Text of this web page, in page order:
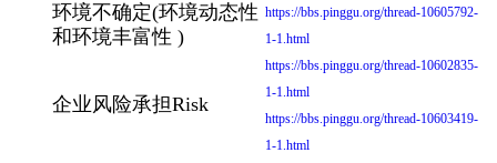
环境不确定(环境动态性
和环境丰富性 )
https://bbs.pinggu.org/thread-10605792-
1-1.html
企业风险承担Risk
https://bbs.pinggu.org/thread-10602835-
1-1.html
https://bbs.pinggu.org/thread-10603419-
1-1.html